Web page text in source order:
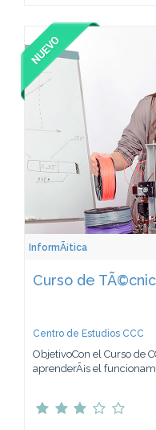
InformÃ¡tica
Curso de
Centro de Estudios CCC
ObjetivoCon el Curso de
aprenderÃ¡s el